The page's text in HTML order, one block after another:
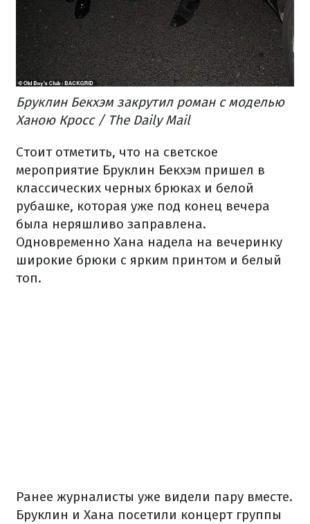
Бруклин Бекхэм закрутил роман с моделью
Ханою Кросс / The Daily Mail
Стоит отметить, что на светское
мероприятие Бруклин Бекхэм пришел в
классических черных брюках и белой
рубашке, которая уже под конец вечера
была неряшливо заправлена.
Одновременно Хана надела на вечеринку
широкие брюки с ярким принтом и белый
топ.
Ранее журналисты уже видели пару вместе.
Бруклин и Хана посетили концерт группы